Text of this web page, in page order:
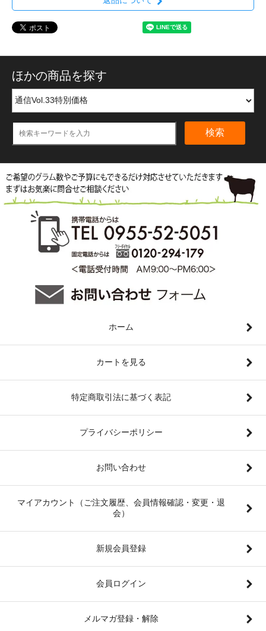
ほかの商品を探す
検索
ホーム
カートを見る
特定商取引法に基づく表記
プライバシーポリシー
お問い合わせ
マイアカウント（ご注文履歴、会員情報確認・変更・退
会）
新規会員登録
会員ログイン
メルマガ登録・解除